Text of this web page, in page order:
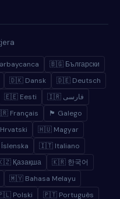
🇧🇬 Български
🇩🇰 Dansk
🇩🇪 Deutsch
🇪🇪 Eesti
🇮🇷 فارسی
Français
🏴 Galego
🇭🇺 Magyar
🇮🇹 Italiano
Қазақша
🇰🇷 한국어
🇲🇾 Bahasa Melayu
Polski 🇵🇹 Português